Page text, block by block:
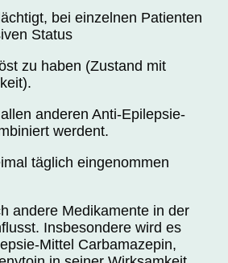
bei einzelnen Patienten
Status
zu haben (Zustand mit
anderen Anti-Epilepsie-
werdent.
täglich eingenommen
andere Medikamente in der
Insbesondere wird es
Mittel Carbamazepin,